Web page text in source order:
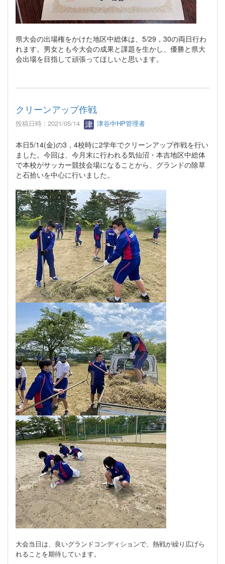
県大会の出場権をかけた地区中総体は、5/29，30の両日行わ
れます。男女とも今大会の成果と課題を生かし、優勝と県大
会出場を目指して頑張ってほしいと思います。
クリーンアップ作戦
投稿日時 : 2021/05/14 津谷中HP管理者
本日5/14(金)の3，4校時に2学年でクリーンアップ作戦を行い
ました。今回は、今月末に行われる気仙沼・本吉地区中総体
で本校がサッカー競技会場になることから、グランドの除草
と石拾いを中心に行いました。
大会当日は、良いグランドコンディションで、熱戦が繰り広げら
れることを期待しています。